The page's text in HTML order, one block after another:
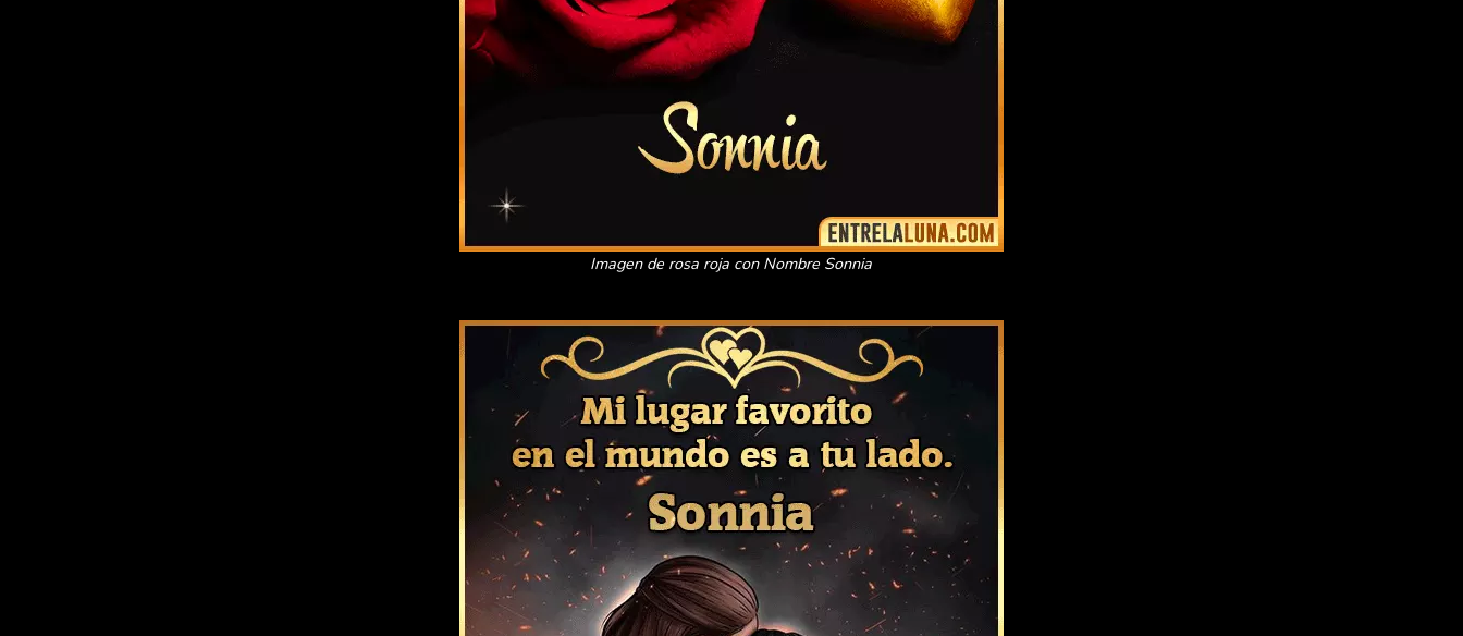
Imagen de rosa roja con Nombre Sonnia